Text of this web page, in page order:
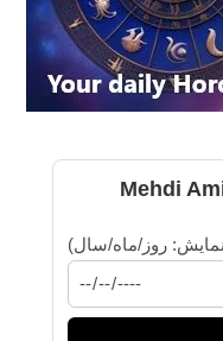
Mehdi